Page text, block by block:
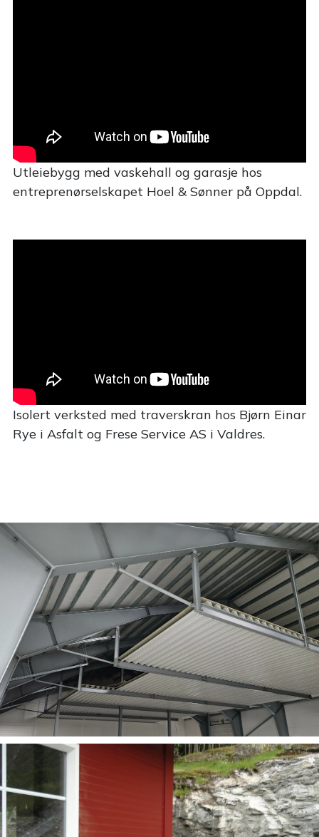
Utleiebygg med vaskehall og garasje hos
entreprenørselskapet Hoel & Sønner på Oppdal.
Isolert verksted med traverskran hos Bjørn Einar
Rye i Asfalt og Frese Service AS i Valdres.